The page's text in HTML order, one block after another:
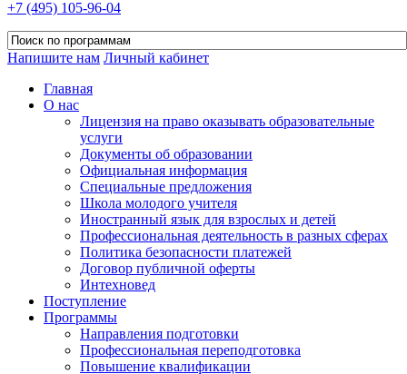
+7 (495) 105-96-04
Напишите нам Личный кабинет
Главная
О нас
Лицензия на право оказывать образовательные
услуги
Документы об образовании
Официальная информация
Специальные предложения
Школа молодого учителя
Иностранный язык для взрослых и детей
Профессиональная деятельность в разных сферах
Политика безопасности платежей
Договор публичной оферты
Интехновед
Поступление
Программы
Направления подготовки
Профессиональная переподготовка
Повышение квалификации